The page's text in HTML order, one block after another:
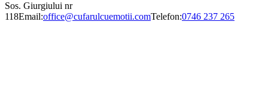
Sos. Giurgiului nr
118Email:office@cufarulcuemotii.comTelefon:0746 237 265